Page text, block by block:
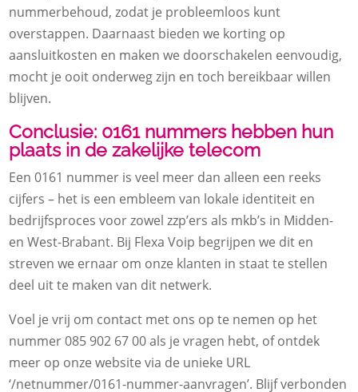
nummerbehoud, zodat je probleemloos kunt
overstappen. Daarnaast bieden we korting op
aansluitkosten en maken we doorschakelen eenvoudig,
mocht je ooit onderweg zijn en toch bereikbaar willen
blijven.
Conclusie: 0161 nummers hebben hun
plaats in de zakelijke telecom
Een 0161 nummer is veel meer dan alleen een reeks
cijfers – het is een embleem van lokale identiteit en
bedrijfsproces voor zowel zzp’ers als mkb’s in Midden-
en West-Brabant. Bij Flexa Voip begrijpen we dit en
streven we ernaar om onze klanten in staat te stellen
deel uit te maken van dit netwerk.
Voel je vrij om contact met ons op te nemen op het
nummer 085 902 67 00 als je vragen hebt, of ontdek
meer op onze website via de unieke URL
‘/netnummer/0161-nummer-aanvragen’. Blijf verbonden